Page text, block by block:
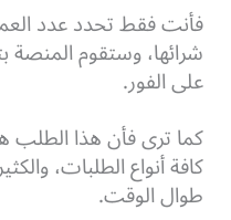
فأنت فقط تحدد عدد
شرائها، وستقوم
على الفور.
كما ترى فأن هذا الطلب
كافة أنواع الطلبات،
طوال الوقت.